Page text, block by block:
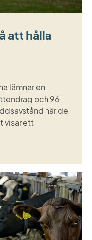
att hålla
lämnar en
och 96
när de
visar ett